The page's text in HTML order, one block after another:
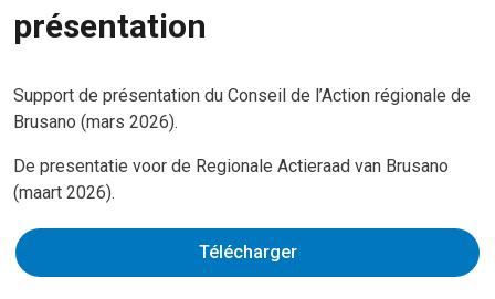
présentation
Support de présentation du Conseil de l’Action régionale de
Brusano (mars 2026).
De presentatie voor de Regionale Actieraad van Brusano
(maart 2026).
Télécharger